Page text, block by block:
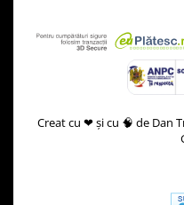
Creat cu ❤ și cu 🧠 de Dan